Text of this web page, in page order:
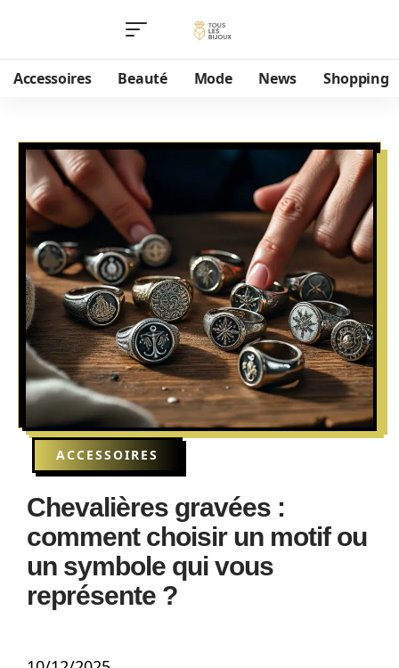
Accessoires Beauté Mode News Shopping
ACCESSOIRES
Chevalières gravées :
comment choisir un motif ou
un symbole qui vous
représente ?